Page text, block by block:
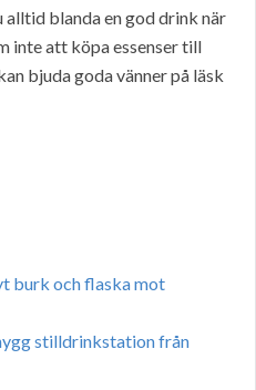
blanda en god drink när
inte att köpa essenser till
bjuda goda vänner på läsk
burk och flaska mot
stilldrinkstation från